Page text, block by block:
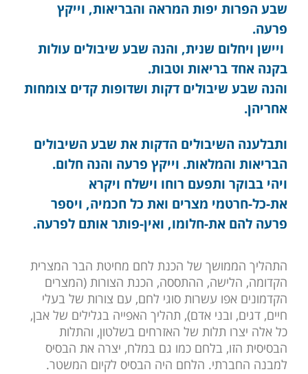
שבע הפרות יפות המראה והבריאות, וייקץ
פרעה.
ויישן ויחלום שנית, והנה שבע שיבולים עולות
בקנה אחד בריאות וטבות.
והנה שבע שיבולים דקות ושדופות קדים צומחות
אחריהן.
ותבלענה השיבולים הדקות את שבע השיבולים
הבריאות והמלאות. וייקץ פרעה והנה חלום.
ויהי בבוקר ותפעם רוחו וישלח ויקרא
את-כל-חרטמי מצרים ואת כל חכמיה, ויספר
פרעה להם את-חלומו, ואין-פותר אותם לפרעה.
התהליך הממושך של הכנת לחם מחיטת הבר המצרית
הקדומה, הלישה, ההתססה, הכנת הצורות (המצרים
הקדמונים אפו עשרות סוגי לחם, עם צורות של בעלי
חיים, דגים, ובני אדם), תהליך האפייה בגלילים של אבן,
כל אלה יצרו תלות של האזרחים בשלטון, והתלות
הבסיסית הזו, בלחם כמו גם במלח, יצרה את הבסיס
למבנה החברתי. הלחם היה הבסיס לקיום המשטר.